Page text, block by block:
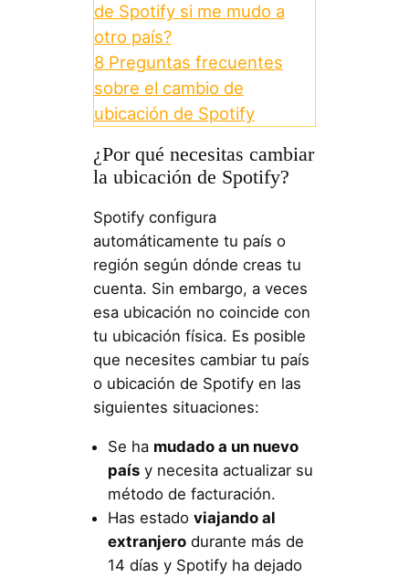
de Spotify si me mudo a
otro país?
8 Preguntas frecuentes
sobre el cambio de
ubicación de Spotify
¿Por qué necesitas cambiar
la ubicación de Spotify?
Spotify configura
automáticamente tu país o
región según dónde creas tu
cuenta. Sin embargo, a veces
esa ubicación no coincide con
tu ubicación física. Es posible
que necesites cambiar tu país
o ubicación de Spotify en las
siguientes situaciones:
Se ha mudado a un nuevo
paísy necesita actualizar su
método de facturación.
Has estado viajando al
extranjerodurante más de
14 días y Spotify ha dejado